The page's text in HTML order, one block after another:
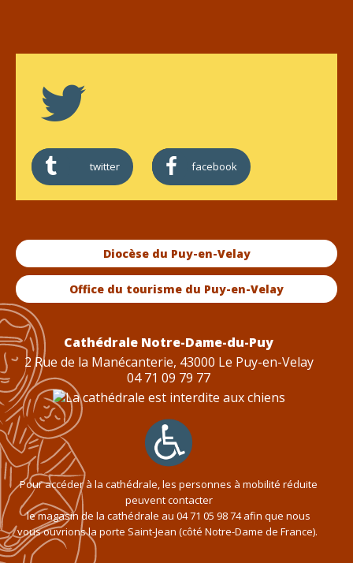
twitter facebook
Diocèse du Puy-en-Velay
Office du tourisme du Puy-en-Velay
Cathédrale Notre-Dame-du-Puy
2 Rue de la Manécanterie, 43000 Le Puy-en-Velay
04 71 09 79 77
Pour accéder à la cathédrale, les personnes à mobilité réduite
peuvent contacter
le magasin de la cathédrale au 04 71 05 98 74afin que nous
vous ouvrions la porte Saint-Jean (côté Notre-Dame de France).